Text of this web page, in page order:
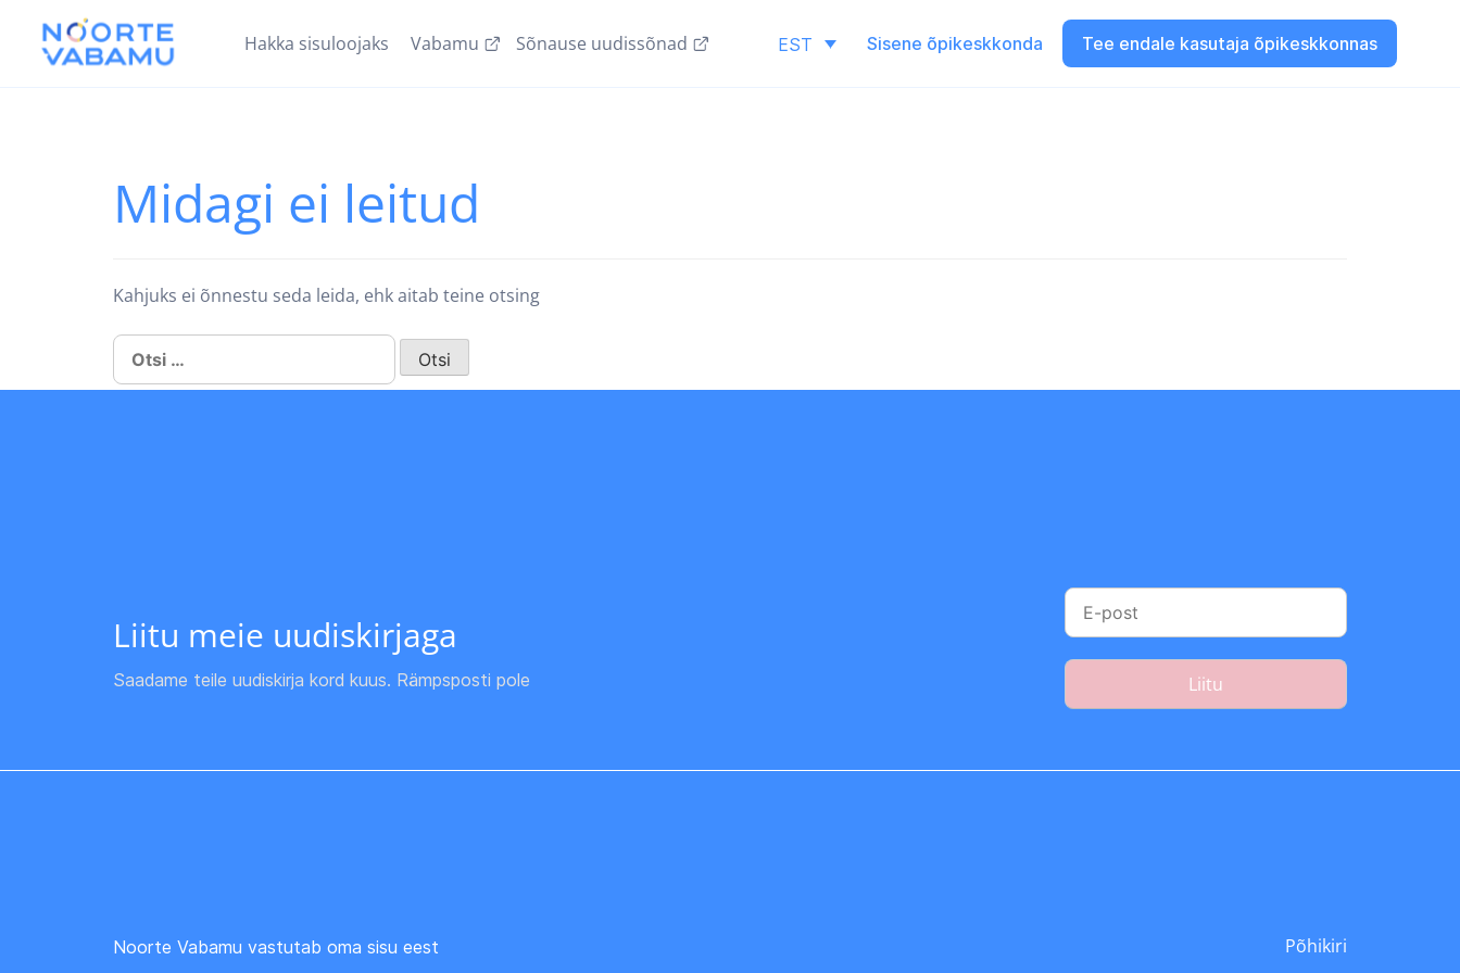
Hakka sisuloojaks Vabamu Sõnause uudissõnad EST Sisene õpikeskkonda Tee endale kasutaja õpikeskkonnas
Midagi ei leitud
Kahjuks ei õnnestu seda leida, ehk aitab teine otsing
Otsi:
Liitu meie uudiskirjaga
Saadame teile uudiskirja kord kuus. Rämpsposti pole Liitu
Noorte Vabamu vastutab oma sisu eest Põhikiri